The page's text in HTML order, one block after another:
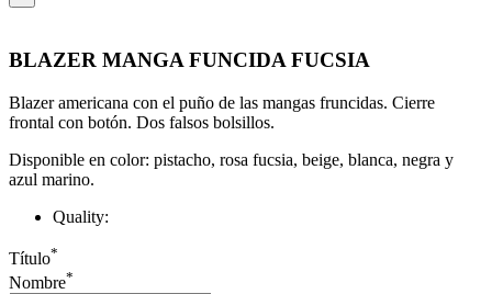
BLAZER MANGA FUNCIDA FUCSIA
Blazer americana con el puño de las mangas fruncidas. Cierre
frontal con botón. Dos falsos bolsillos.
Disponible en color: pistacho, rosa fucsia, beige, blanca, negra y
azul marino.
Quality:
Título*
Nombre*